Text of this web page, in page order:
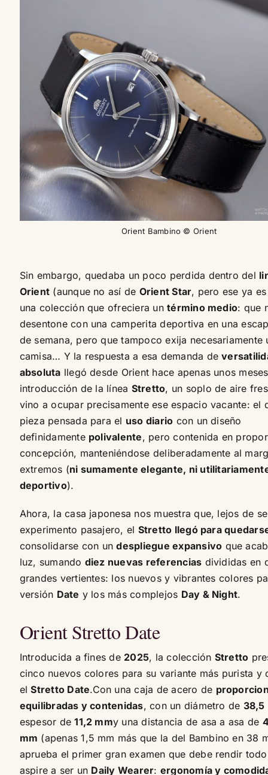
Orient Bambino © Orient
Sin embargo, quedaba un poco perdida dentro del
Orient (aunque no así de Orient Star, pero ese ya
una colección que ofreciera untérmino medio: que
desentone con una camperita deportiva en una
de semana, pero que tampoco exija necesariamente
camisa… Y la respuesta a esa demanda de
absoluta llegó desde Orient hace apenas unos
introducción de la línea Stretto, un soplo de aire
vino a ocupar precisamente ese espacio vacante: el
pieza pensada para el uso diario con un diseño
definidamente polivalente, pero contenida en
concepción, manteniéndose deliberadamente al
extremos (ni sumamente elegante, ni
deportivo).
Ahora, la casa japonesa nos muestra que, lejos de
experimento pasajero, el Stretto llegó para
consolidarse con undespliegue expansivo que
luz, sumando diez nuevas referencias divididas en
grandes vertientes: los nuevos y vibrantes colores
versión Date y los más complejos Day & Night.
Orient Stretto Date
Introducida a fines de 2025, la colección Stretto
cinco nuevos colores para su variante más purista y
elStretto Date.Con una caja de acero de
equilibradas y contenidas, con un diámetro de 38,5
espesor de11,2 mmy una distancia de asa a asa de
mm (apenas 1,5 mm más que la del Bambino en 38
aprueba el primer gran examen que debe rendir
aspire a ser un Daily Wearer: ergonomía y